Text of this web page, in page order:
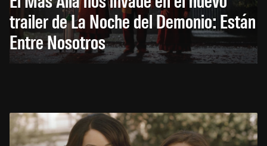
trailer de La Noche del Demonio: Están
Entre Nosotros